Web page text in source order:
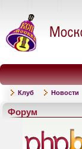
Клуб Новости
Форум